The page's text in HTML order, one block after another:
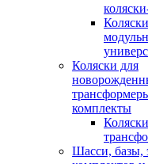
Коляски
Коляски для
комплекты
Шасси, базы,